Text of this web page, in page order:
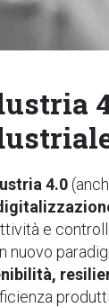
4.0
e
nuovo